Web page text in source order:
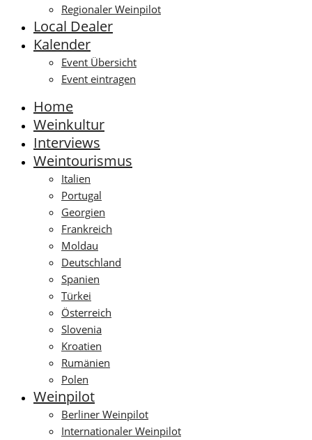
Regionaler Weinpilot
Local Dealer
Kalender
Event Übersicht
Event eintragen
Home
Weinkultur
Interviews
Weintourismus
Italien
Portugal
Georgien
Frankreich
Moldau
Deutschland
Spanien
Türkei
Österreich
Slovenia
Kroatien
Rumänien
Polen
Weinpilot
Berliner Weinpilot
Internationaler Weinpilot